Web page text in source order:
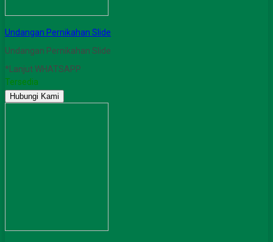
Undangan Pernikahan Slide
Undangan Pernikahan Slide
*Lanjut WHATSAPP
Tersedia
Hubungi Kami